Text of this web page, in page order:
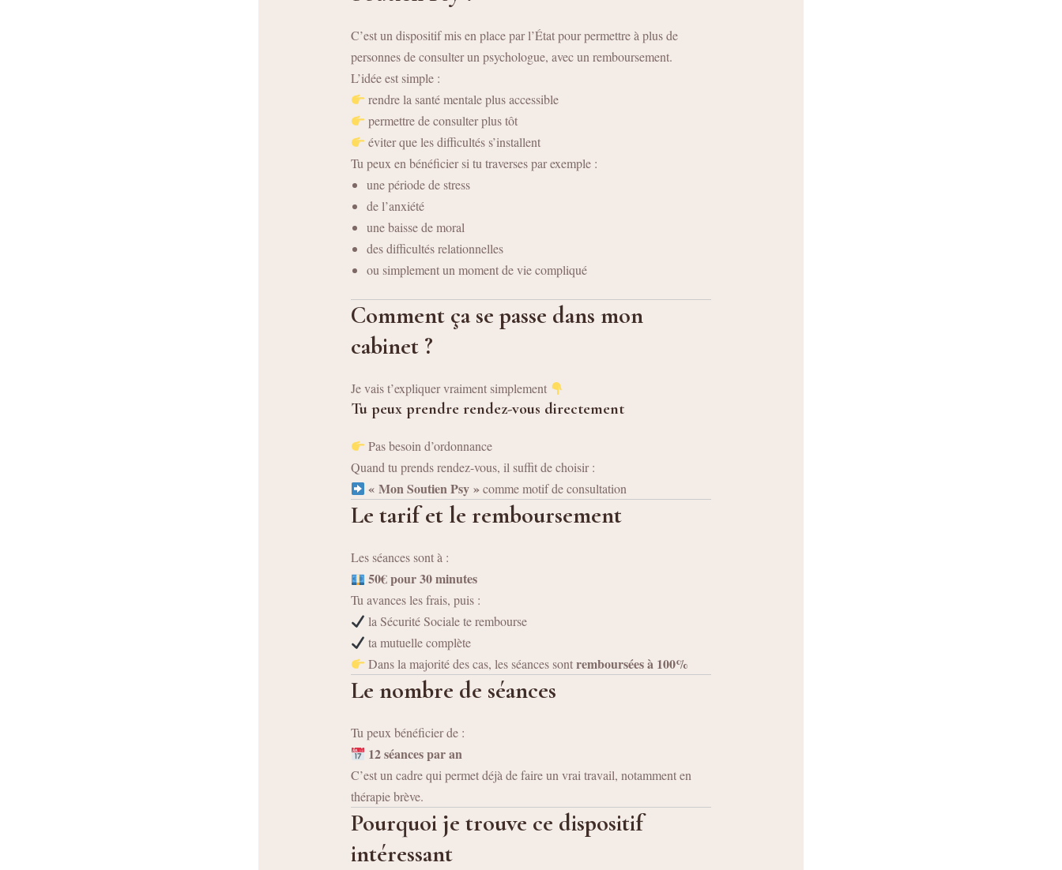
C’est un dispositif mis en place par l’État pour permettre à plus de
personnes de consulter un psychologue, avec un remboursement.
L’idée est simple :
rendre la santé mentale plus accessible
permettre de consulter plus tôt
éviter que les difficultés s’installent
Tu peux en bénéficier si tu traverses par exemple :
une période de stress
de l’anxiété
une baisse de moral
des difficultés relationnelles
ou simplement un moment de vie compliqué
Comment ça se passe dans mon
cabinet ?
Je vais t’expliquer vraiment simplement
Tu peux prendre rendez-vous directement
Pas besoin d’ordonnance
Quand tu prends rendez-vous, il suffit de choisir :
« Mon Soutien Psy »comme motif de consultation
Le tarif et le remboursement
Les séances sont à :
50€ pour 30 minutes
Tu avances les frais, puis :
la Sécurité Sociale te rembourse
ta mutuelle complète
Dans la majorité des cas, les séances sontremboursées à 100%
Le nombre de séances
Tu peux bénéficier de :
12 séances par an
C’est un cadre qui permet déjà de faire un vrai travail, notamment en
thérapie brève.
Pourquoi je trouve ce dispositif
intéressant